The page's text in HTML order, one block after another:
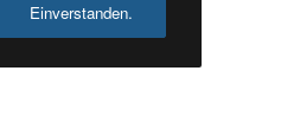
Einverstanden.